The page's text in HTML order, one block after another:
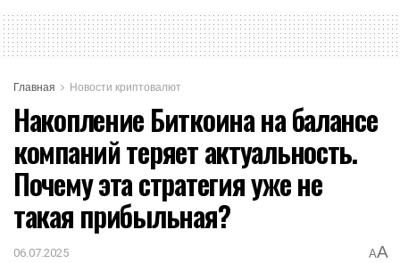
Главная Новости криптовалют
Накопление Биткоина на балансе
компаний теряет актуальность.
Почему эта стратегия уже не
такая прибыльная?
06.07.2025 AA